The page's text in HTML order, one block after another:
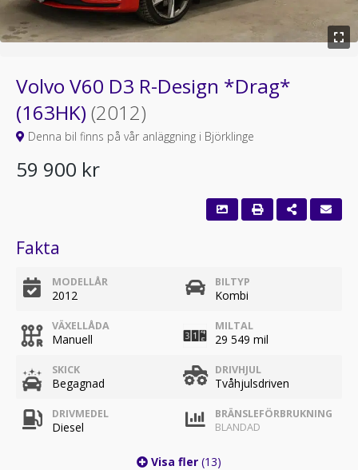
Volvo V60 D3 R-Design *Drag*
(163HK) (2012)
Denna bil finns på vår anläggning i Björklinge
59 900 kr
Fakta
MODELLÅR
2012
BILTYP
Kombi
VÄXELLÅDA
Manuell
MILTAL
29 549 mil
SKICK
Begagnad
DRIVHJUL
Tvåhjulsdriven
DRIVMEDEL
Diesel
BRÄNSLEFÖRBRUKNING
BLANDAD
Visa fler (13)